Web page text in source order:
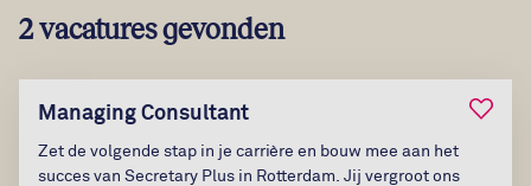
2 vacatures gevonden
Managing Consultant
Zet de volgende stap in je carrière en bouw mee aan het
succes van Secretary Plus in Rotterdam. Jij vergroot ons